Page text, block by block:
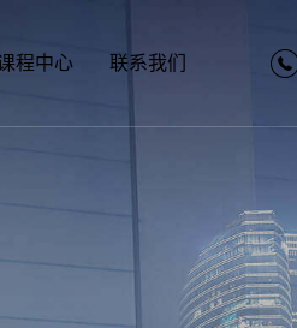
程中心 联系我们